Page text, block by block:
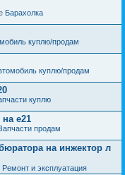
Барахолка
куплю/продам
куплю/продам
куплю
e21
продам
на инжектор л
Ремонт и эксплуатация